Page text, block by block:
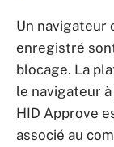
Un navigateur
enregistré
blocage. La
le navigateur
HID Approve
associé au